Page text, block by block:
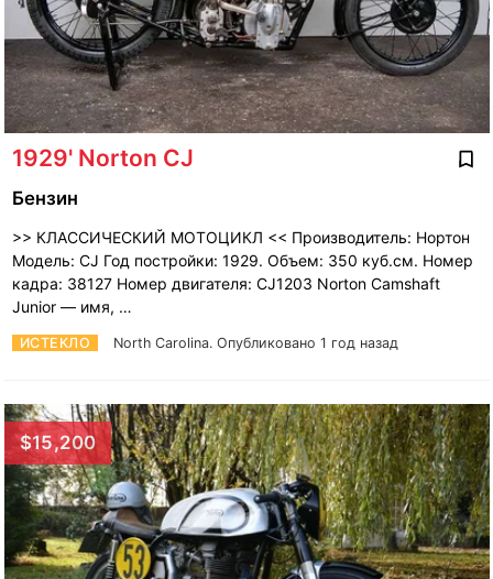
1929' Norton CJ
ИСТЕКЛО North Carolina. Опубликовано 1 год назад
Бензин
>> КЛАССИЧЕСКИЙ МОТОЦИКЛ << Производитель: Нортон
Модель: CJ Год постройки: 1929. Объем: 350 куб.см. Номер
кадра: 38127 Номер двигателя: CJ1203 Norton Camshaft
Junior — имя, …
$15,200